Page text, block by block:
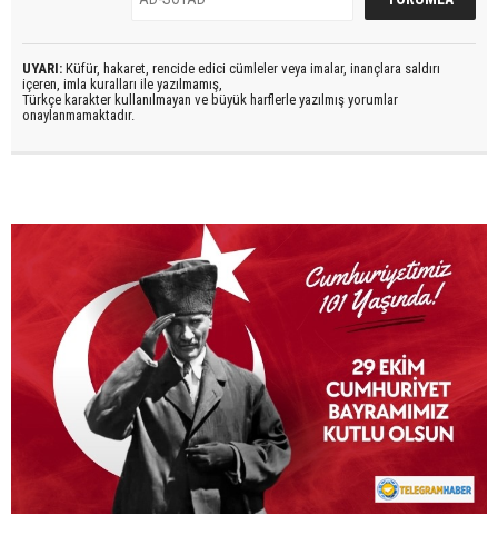
UYARI: Küfür, hakaret, rencide edici cümleler veya imalar, inançlara saldırı
içeren, imla kuralları ile yazılmamış,
Türkçe karakter kullanılmayan ve büyük harflerle yazılmış yorumlar
onaylanmamaktadır.